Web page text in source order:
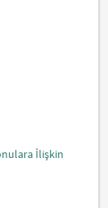
İlişkin